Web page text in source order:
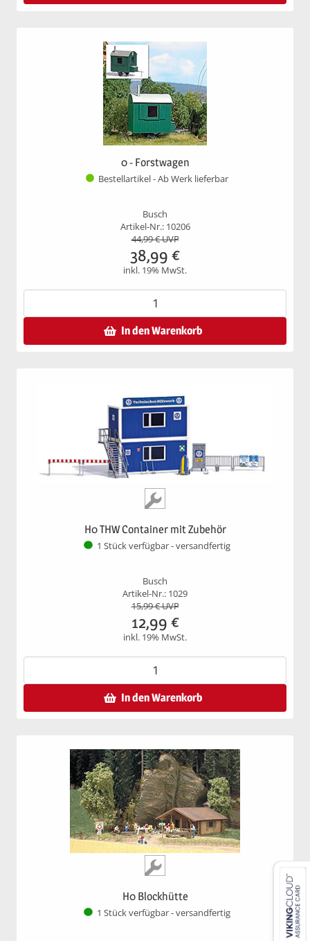
0 - Forstwagen
Bestellartikel - Ab Werk lieferbar
Busch
Artikel-Nr.: 10206
44,99€ UVP
38,99 €
inkl. 19% MwSt.
In den Warenkorb
H0 THW Container mit Zubehör
1 Stück verfügbar - versandfertig
Busch
Artikel-Nr.: 1029
15,99€ UVP
12,99 €
inkl. 19% MwSt.
In den Warenkorb
H0 Blockhütte
1 Stück verfügbar - versandfertig